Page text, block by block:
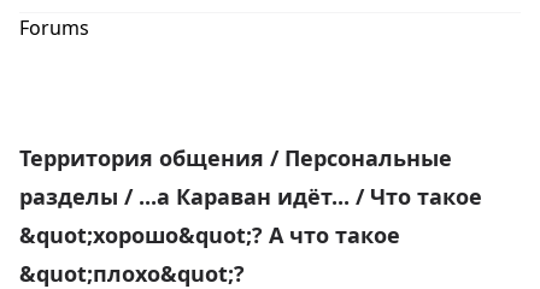
Forums
Территория общения / Персональные
разделы / ...а Караван идёт... / Что такое
&quot;хорошо&quot;? А что такое
&quot;плохо&quot;?